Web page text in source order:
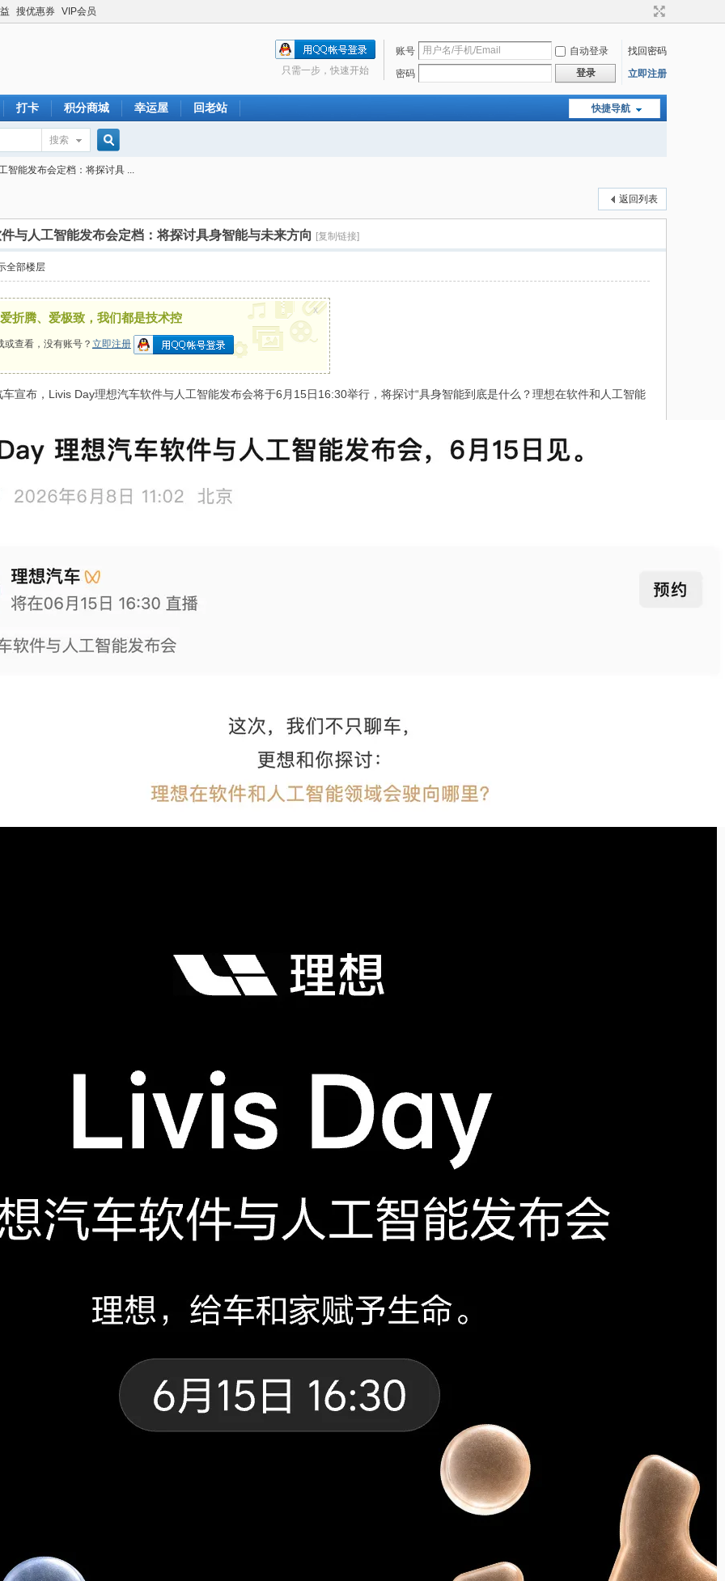
搜优惠券 VIP会员
账号 自动登录
找回密码
密码
登录 立即注册
只需一步，快速开始
快捷导航
打卡 积分商城 幸运屋 回老站
搜索
搜
索
智能发布会定档：将探讨具 ...
返回列表
与人工智能发布会定档：将探讨具身智能与未来方向 [复制链接]
全部楼层
折腾、爱极致，我们都是技术控
查看，没有账号？ 立即注册
x
宣布，Livis Day理想汽车软件与人工智能发布会将于6月15日16:30举行，将探讨“具身智能到底是什么？理想在软件和人工智能